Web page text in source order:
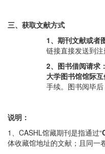
三、获取文献方式
1、期刊文献或者
链接直接发送到注
2、图书借阅请求：
大学图书馆馆际
手续。图书阅毕
说明：
1、CASHL馆藏期刊是指通过“
体收藏馆地址的文献；且同一